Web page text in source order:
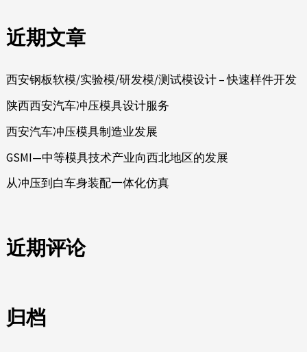
近期文章
西安钢板软模/实验模/研发模/测试模设计 – 快速样件开发
陕西西安汽车冲压模具设计服务
西安汽车冲压模具制造业发展
GSMI—中等模具技术产业向西北地区的发展
从冲压到白车身装配一体化仿真
近期评论
归档